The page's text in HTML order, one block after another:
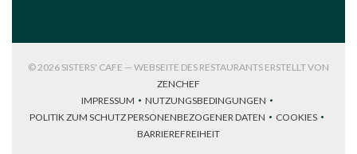
© 2026 SISTERS' CAFE — WEBSEITE DES RESTAURANTS ERSTELLT VON
ZENCHEF
IMPRESSUM
((ÖFFNET EIN NEUES FENSTER))
NUTZUNGSBEDINGUNGEN
((ÖFFNET EIN NEUES FENSTER))
POLITIK ZUM SCHUTZ PERSONENBEZOGENER DATEN
((ÖFFNET EIN NEUES FENSTER))
COOKIES
((ÖFFNET
BARRIEREFREIHEIT
((ÖFFNET EIN NEUES FENSTER))